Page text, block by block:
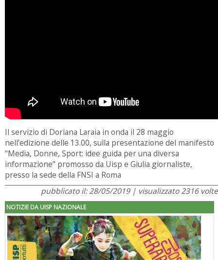
Il servizio di Doriana Laraia in onda il 28 maggio
nell'edizione delle 13.00, sulla presentazione del manifesto
"Media, Donne, Sport: idee guida per una diversa
informazione" promosso da Uisp e Giulia giornaliste,
presso la sede della FNSI a Roma
pubblicato il: 28/05/2019 | visualizzato 2316 volte
NOTIZIE DA UISP NAZIONALE